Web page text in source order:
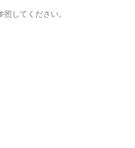
してください。